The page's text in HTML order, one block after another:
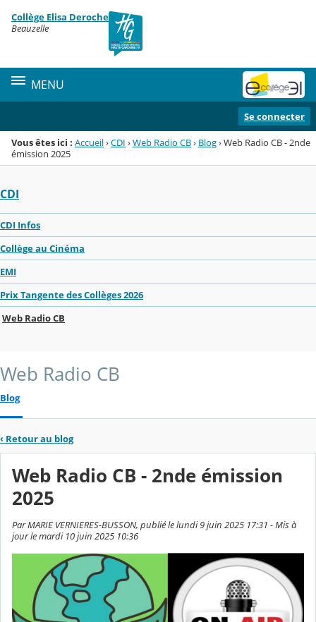
Menu de la rubrique
Contenu
Collège Elisa Deroche
Beauzelle
MENU
Se connecter
Vous êtes ici : Accueil›CDI ›Web Radio CB› Blog›Web Radio CB - 2nde
émission 2025
CDI
CDI Infos
Collège au Cinéma
EMI
Prix Tangente des Collèges 2026
Web Radio CB
Web Radio CB
Blog
‹ Retour au blog
Web Radio CB - 2nde émission
2025
Par MARIE VERNIERES-BUSSON, publié le lundi 9 juin 2025 17:31 - Mis à
jour le mardi 10 juin 2025 10:36